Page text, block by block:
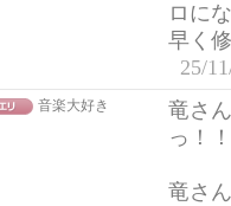
ロに
早く
25/
音楽大好き
竜さ
っ！
竜さ